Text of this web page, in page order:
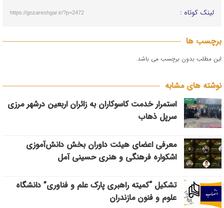
لینک کوتاه : https://gozareshgar.ir/?p=2472
برچسب ها
این مطلب بدون برچسب می باشد.
نوشته های مشابه
استمرار خدمت کاسوکاران به زائران اربعین درشهر مرزی
سرپل ذهاب
معرفی اعضای هیئت داوران بخش دانش‌آموزی
اشکواره فرهنگی و هنری حسینی آمل
تشکیل “کمیته راهبری پارک علم و فناوری” دانشگاه
علوم و فنون مازندران